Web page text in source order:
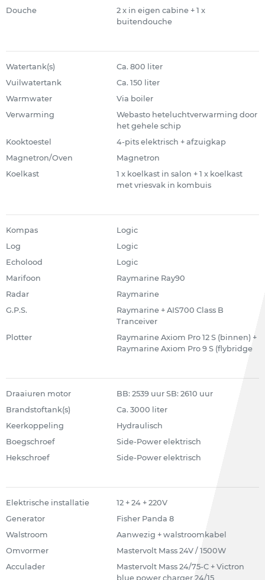
Douche
2 x in eigen cabine + 1 x
buitendouche
Watertank(s)
Ca. 800 liter
Vuilwatertank
Ca. 150 liter
Warmwater
Via boiler
Verwarming
Webasto heteluchtverwarming door
het gehele schip
Kooktoestel
4-pits elektrisch + afzuigkap
Magnetron/Oven
Magnetron
Koelkast
1 x koelkast in salon + 1 x koelkast
met vriesvak in kombuis
Kompas
Logic
Log
Logic
Echolood
Logic
Marifoon
Raymarine Ray90
Radar
Raymarine
G.P.S.
Raymarine + AIS700 Class B
Tranceiver
Plotter
Raymarine Axiom Pro 12 S (binnen) +
Raymarine Axiom Pro 9 S (flybridge
Draaiuren motor
BB: 2539 uur SB: 2610 uur
Brandstoftank(s)
Ca. 3000 liter
Keerkoppeling
Hydraulisch
Boegschroef
Side-Power elektrisch
Hekschroef
Side-Power elektrisch
Elektrische installatie
12 + 24 + 220V
Generator
Fisher Panda 8
Walstroom
Aanwezig + walstroomkabel
Omvormer
Mastervolt Mass 24V / 1500W
Acculader
Mastervolt Mass 24/75-C + Victron
blue power charger 24/15